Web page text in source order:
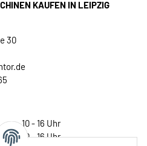
KAUFEN IN LEIPZIG
30
10 - 16 Uhr
10 - 16 Uhr